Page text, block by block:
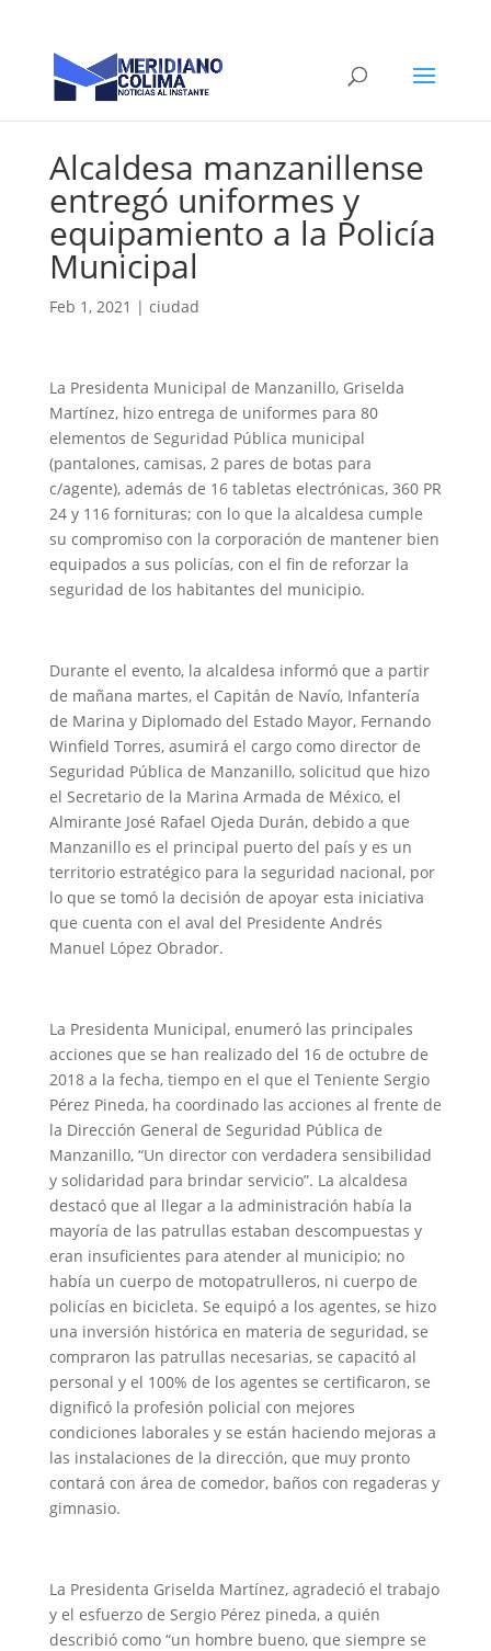
Alcaldesa manzanillense
entregó uniformes y
equipamiento a la Policía
Municipal
Feb 1, 2021 | ciudad
La Presidenta Municipal de Manzanillo, Griselda
Martínez, hizo entrega de uniformes para 80
elementos de Seguridad Pública municipal
(pantalones, camisas, 2 pares de botas para
c/agente), además de 16 tabletas electrónicas, 360 PR
24 y 116 fornituras; con lo que la alcaldesa cumple
su compromiso con la corporación de mantener bien
equipados a sus policías, con el fin de reforzar la
seguridad de los habitantes del municipio.
Durante el evento, la alcaldesa informó que a partir
de mañana martes, el Capitán de Navío, Infantería
de Marina y Diplomado del Estado Mayor, Fernando
Winfield Torres, asumirá el cargo como director de
Seguridad Pública de Manzanillo, solicitud que hizo
el Secretario de la Marina Armada de México, el
Almirante José Rafael Ojeda Durán, debido a que
Manzanillo es el principal puerto del país y es un
territorio estratégico para la seguridad nacional, por
lo que se tomó la decisión de apoyar esta iniciativa
que cuenta con el aval del Presidente Andrés
Manuel López Obrador.
La Presidenta Municipal, enumeró las principales
acciones que se han realizado del 16 de octubre de
2018 a la fecha, tiempo en el que el Teniente Sergio
Pérez Pineda, ha coordinado las acciones al frente de
la Dirección General de Seguridad Pública de
Manzanillo, “Un director con verdadera sensibilidad
y solidaridad para brindar servicio”. La alcaldesa
destacó que al llegar a la administración había la
mayoría de las patrullas estaban descompuestas y
eran insuficientes para atender al municipio; no
había un cuerpo de motopatrulleros, ni cuerpo de
policías en bicicleta. Se equipó a los agentes, se hizo
una inversión histórica en materia de seguridad, se
compraron las patrullas necesarias, se capacitó al
personal y el 100% de los agentes se certificaron, se
dignificó la profesión policial con mejores
condiciones laborales y se están haciendo mejoras a
las instalaciones de la dirección, que muy pronto
contará con área de comedor, baños con regaderas y
gimnasio.
La Presidenta Griselda Martínez, agradeció el trabajo
y el esfuerzo de Sergio Pérez pineda, a quién
describió como “un hombre bueno, que siempre se